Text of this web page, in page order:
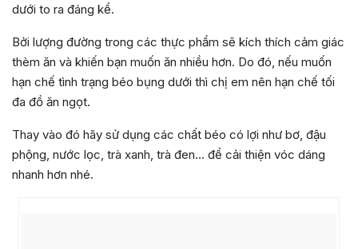
dưới to ra đáng kể.
Bởi lượng đường trong các thực phẩm sẽ kích thích cảm giác
thèm ăn và khiến bạn muốn ăn nhiều hơn. Do đó, nếu muốn
hạn chế tình trạng béo bụng dưới thì chị em nên hạn chế tối
đa đồ ăn ngọt.
Thay vào đó hãy sử dụng các chất béo có lợi như bơ, đậu
phộng, nước lọc, trà xanh, trà đen… để cải thiện vóc dáng
nhanh hơn nhé.